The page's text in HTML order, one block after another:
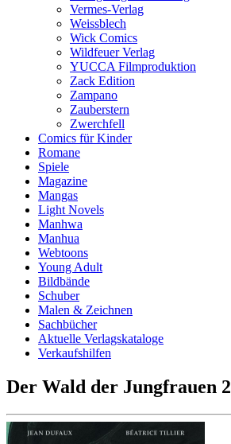
Vermes-Verlag
Weissblech
Wick Comics
Wildfeuer Verlag
YUCCA Filmproduktion
Zack Edition
Zampano
Zauberstern
Zwerchfell
Comics für Kinder
Romane
Spiele
Magazine
Mangas
Light Novels
Manhwa
Manhua
Webtoons
Young Adult
Bildbände
Schuber
Malen & Zeichnen
Sachbücher
Aktuelle Verlagskataloge
Verkaufshilfen
Der Wald der Jungfrauen 2